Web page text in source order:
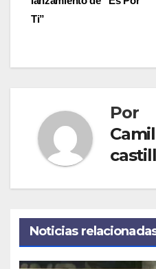
entradas
Ti”
Por
Noticias